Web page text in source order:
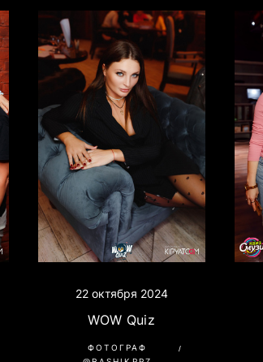
22 октября 2024
WOW Quiz
ФОТОГРАФ